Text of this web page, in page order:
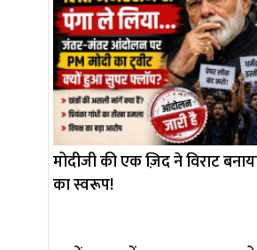
मोदीजी की एक ज़िद ने विराट
का स्वरूप!